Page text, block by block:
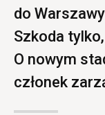
do
Szkoda
O nowym
członek